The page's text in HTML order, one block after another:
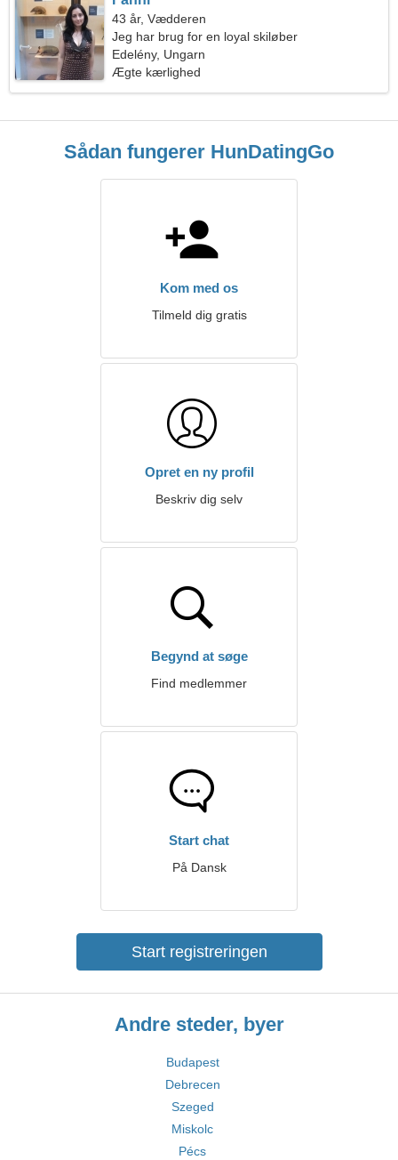
43 år, Vædderen
Jeg har brug for en loyal skiløber
Edelény, Ungarn
Ægte kærlighed
Sådan fungerer HunDatingGo
Kom med os
Tilmeld dig gratis
Opret en ny profil
Beskriv dig selv
Begynd at søge
Find medlemmer
Start chat
På Dansk
Start registreringen
Andre steder, byer
Budapest
Debrecen
Szeged
Miskolc
Pécs